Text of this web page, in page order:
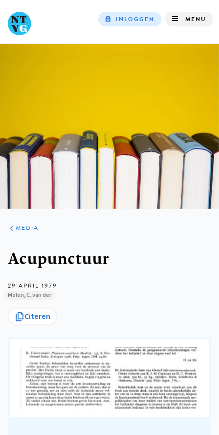
INLOGGEN MENU
ARTIKELEN
VARIA
MEDIA
Acupunctuur
29 APRIL 1979
Molen, C. van der
Citeren